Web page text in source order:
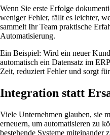
Wenn Sie erste Erfolge
weniger Fehler, fällt es leichter,
sammelt Ihr Team praktische
Automatisierung.
Ein Beispiel: Wird ein neuer
automatisch ein Datensatz im
Zeit, reduziert Fehler und sorgt
Integration statt
Viele Unternehmen glauben, sie
erneuern, um automatisieren zu
bestehende Systeme miteinander